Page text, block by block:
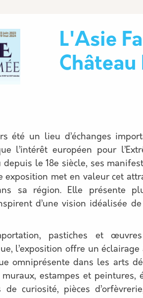
L'Asie
été un lieu d’échanges
l’intérêt européen pour
le 18e siècle, ses
exposition met en valeur cet
sa région. Elle présente
d’une vision idéalisée
pastiches et
l’exposition offre un
omniprésente dans les arts
estampes et peintures,
de curiosité, pièces